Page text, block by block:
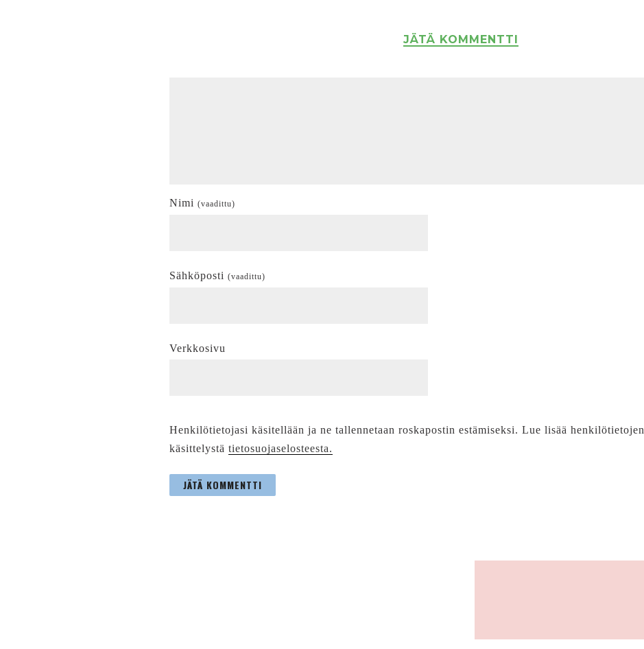
JÄTÄ KOMMENTTI
Nimi (vaadittu)
Sähköposti (vaadittu)
Verkkosivu
Henkilötietojasi käsitellään ja ne tallennetaan roskapostin estämiseksi. Lue lisää henkilötietojen
käsittelystä tietosuojaselosteesta.